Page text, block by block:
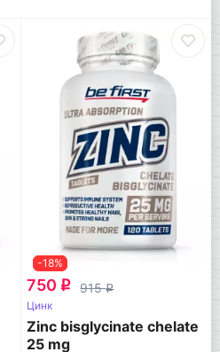
-18%
750 q 915q
Цинк
Zinc bisglycinate chelate
25 mg